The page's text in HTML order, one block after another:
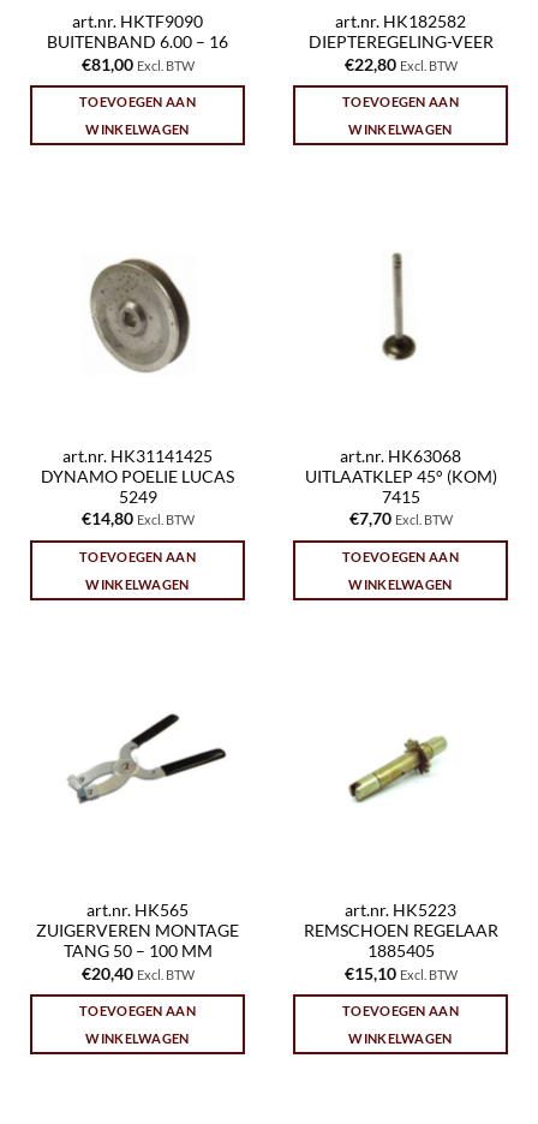
art.nr. HKTF9090
BUITENBAND 6.00 – 16
€81,00 Excl. BTW
TOEVOEGEN AAN
WINKELWAGEN
art.nr. HK182582
DIEPTEREGELING-VEER
€22,80 Excl. BTW
TOEVOEGEN AAN
WINKELWAGEN
art.nr. HK31141425
DYNAMO POELIE LUCAS
5249
€14,80 Excl. BTW
TOEVOEGEN AAN
WINKELWAGEN
art.nr. HK63068
UITLAATKLEP 45° (KOM)
7415
€7,70 Excl. BTW
TOEVOEGEN AAN
WINKELWAGEN
art.nr. HK565
ZUIGERVEREN MONTAGE
TANG 50 – 100 MM
€20,40 Excl. BTW
TOEVOEGEN AAN
WINKELWAGEN
art.nr. HK5223
REMSCHOEN REGELAAR
1885405
€15,10 Excl. BTW
TOEVOEGEN AAN
WINKELWAGEN